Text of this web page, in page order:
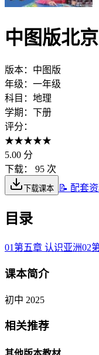
中图版北
版本： 中图版
年级： 一年级
科目： 地理
学期： 下册
评分：
★★★★★
5.00 分
下载：
95 次
下载课本 📝 配套
目录
01 第五章 认识亚洲02
课本简介
初中 2025
相关推荐